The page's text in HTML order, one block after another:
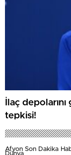
İlaç
tepkisi!
Afyon Son Dakika
Dünya